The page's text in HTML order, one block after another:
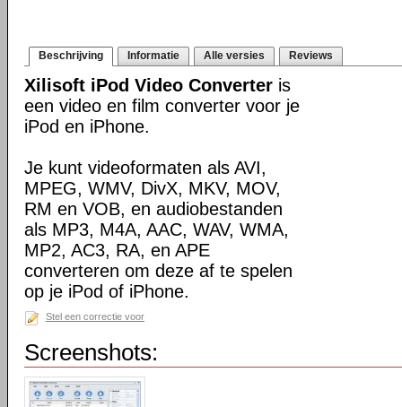
Beschrijving Informatie Alle versies Reviews
Xilisoft iPod Video Converter is
een video en film converter voor je
iPod en iPhone.
Je kunt videoformaten als AVI,
MPEG, WMV, DivX, MKV, MOV,
RM en VOB, en audiobestanden
als MP3, M4A, AAC, WAV, WMA,
MP2, AC3, RA, en APE
converteren om deze af te spelen
op je iPod of iPhone.
Stel een correctie voor
Screenshots: